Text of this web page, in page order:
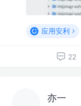
应用安利
22
亦一